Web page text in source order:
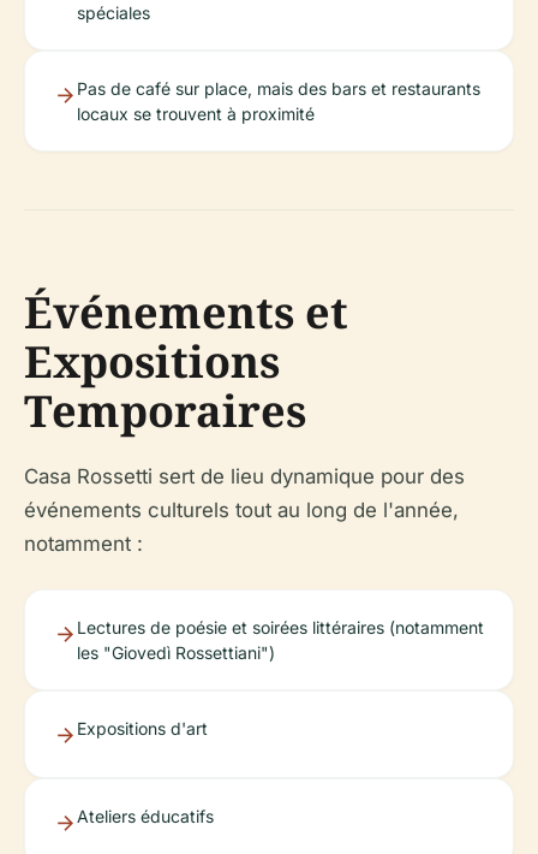
spéciales
Pas de café sur place, mais des bars et restaurants
locaux se trouvent à proximité
Événements et
Expositions
Temporaires
Casa Rossetti sert de lieu dynamique pour des
événements culturels tout au long de l'année,
notamment :
Lectures de poésie et soirées littéraires (notamment
les "Giovedì Rossettiani")
Expositions d'art
Ateliers éducatifs